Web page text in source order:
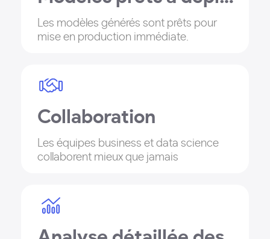
Les modèles générés sont prêts pour
mise en production immédiate.
Collaboration
Les équipes business et data science
collaborent mieux que jamais